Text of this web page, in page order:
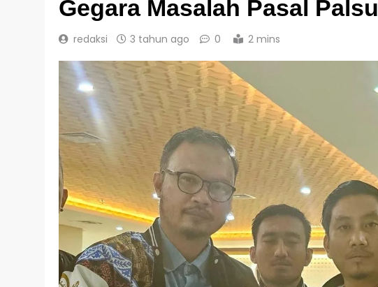
Gegara Masalah Pasal Palsu
redaksi 3 tahun ago 0 2 mins